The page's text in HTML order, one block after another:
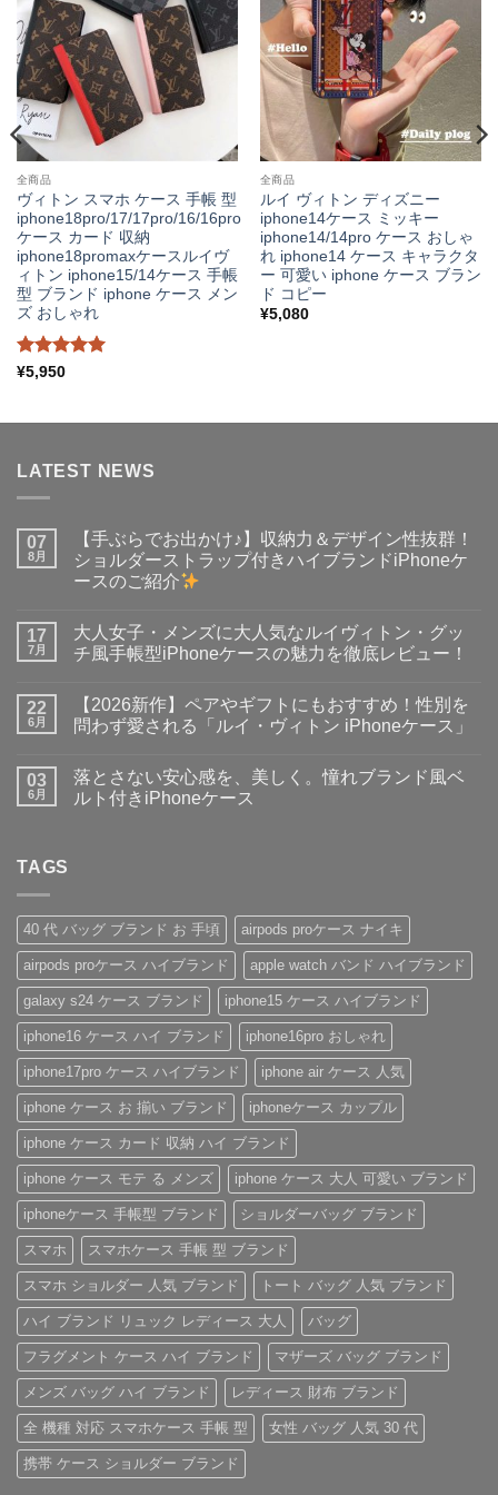
全商品
ヴィトン スマホ ケース 手帳 型
iphone18pro/17/17pro/16/16pro
ケース カード 収納
iphone18promaxケースルイヴ
ィトン iphone15/14ケース 手帳
型 ブランド iphone ケース メン
ズ おしゃれ
5段階中
¥5,950
全商品
ルイ ヴィトン ディズニー
iphone14ケース ミッキー
iphone14/14pro ケース おしゃ
れ iphone14 ケース キャラクタ
ー 可愛い iphone ケース ブラン
ド コピー
¥5,080
LATEST NEWS
07
8月
【手ぶらでお出かけ♪】収納力＆デザイン性抜群！
ショルダーストラップ付きハイブランドiPhoneケ
ースのご紹介
ら
で
お
♪】
収
＆
デ
ザ
ル
ダ
ー
ス
ト
ラ
ッ
プ
付
き
ハ
イ
ブ
ラ
ン
ド
iPhone
ケ
ー
ス
の
ご
紹
へ
の
ン
ト
は
り
ま
17
7月
大人女子・メンズに大人気なルイヴィトン・グッ
チ風手帳型iPhoneケースの魅力を徹底レビュー！
子・
メ
に
大
人
ン・
グ
ッ
チ
風
手
帳
型
iPhone
ケ
ー
ス
の
魅
力
を
徹
底
レ
ビ
ュ
ー！
へ
ト
は
あ
り
ま
22
6月
【2026新作】ペアやギフトにもおすすめ！性別を
問わず愛される「ルイ・ヴィトン iPhoneケース」
作】
ペ
ア
す
す
め！
性
別
を
問
わ
ず
愛
さ
れ
る
「ル
イ・
ヴ
ィ
ト
ン
iPhone
ケ
ー
ス」
の
ン
ト
は
03
6月
落とさない安心感を、美しく。憧れブランド風ベ
ルト付きiPhoneケース
感
を、
美
し
く。
憧
れ
ブ
ラ
ン
ド
風
ベ
ル
ト
付
き
iPhone
ケ
ー
ス
へ
の
あ
り
ま
せ
ん
TAGS
40 代 バッグ ブランド お 手頃 airpods proケース ナイキ
airpods proケース ハイブランド apple watch バンド ハイブランド
galaxy s24 ケース ブランド iphone15 ケース ハイブランド
iphone16 ケース ハイ ブランド iphone16pro おしゃれ
iphone17pro ケース ハイブランド iphone air ケース 人気
iphone ケース お 揃い ブランド iphoneケース カップル
iphone ケース カード 収納 ハイ ブランド
iphone ケース モテ る メンズ iphone ケース 大人 可愛い ブランド
iphoneケース 手帳型 ブランド ショルダーバッグ ブランド
スマホ スマホケース 手帳 型 ブランド
スマホ ショルダー 人気 ブランド トート バッグ 人気 ブランド
ハイ ブランド リュック レディース 大人 バッグ
フラグメント ケース ハイ ブランド マザーズ バッグ ブランド
メンズ バッグ ハイ ブランド レディース 財布 ブランド
全 機種 対応 スマホケース 手帳 型 女性 バッグ 人気 30 代
携帯 ケース ショルダー ブランド